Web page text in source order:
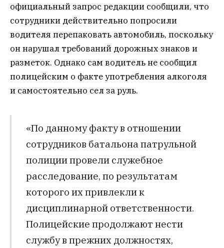
официальный запрос редакции сообщили, что
сотрудники действительно попросили
водителя перепаковать автомобиль, поскольку
он нарушал требований дорожных знаков и
разметок. Однако сам водитель не сообщил
полицейским о факте употребления алкоголя
и самостоятельно сел за руль.
«По данному факту в отношении
сотрудников батальона патрульной
полиции провели служебное
расследование, по результатам
которого их привлекли к
дисциплинарной ответственности.
Полицейские продолжают нести
службу в прежних должностях,